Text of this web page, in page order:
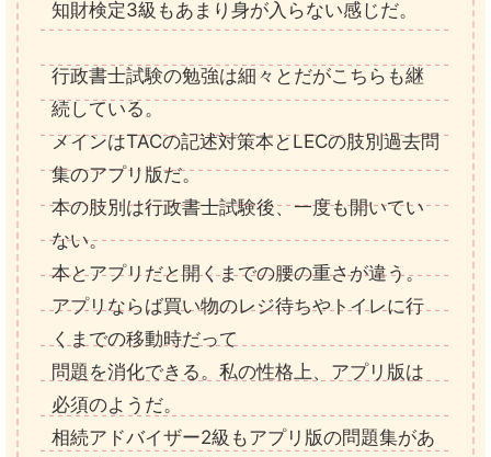
知財検定3級もあまり身が入らない感じだ。
行政書士試験の勉強は細々とだがこちらも継
続している。
メインはTACの記述対策本とLECの肢別過去問
集のアプリ版だ。
本の肢別は行政書士試験後、一度も開いてい
ない。
本とアプリだと開くまでの腰の重さが違う。
アプリならば買い物のレジ待ちやトイレに行
くまでの移動時だって
問題を消化できる。私の性格上、アプリ版は
必須のようだ。
相続アドバイザー2級もアプリ版の問題集があ